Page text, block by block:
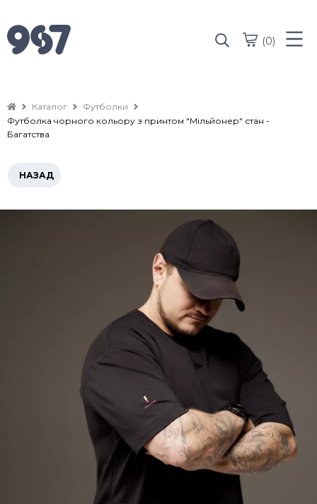
(0)
Каталог
Футболки
Футболка чорного кольору з принтом "Мільйонер" стан -
Багатства
НАЗАД